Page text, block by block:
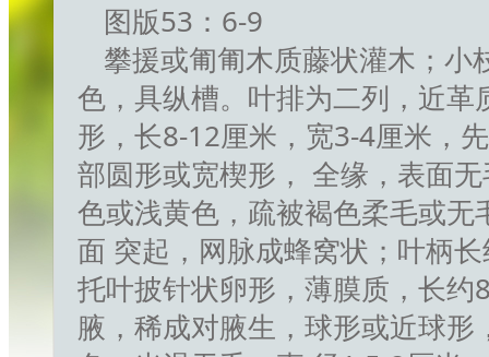
图版53：6-9
攀援或匍匍木质藤状灌木；小
色，具纵槽。叶排为二列，近革
形，长8-12厘米，宽3-4厘米，
部圆形或宽楔形， 全缘，表面
色或浅黄色，疏被褐色柔毛或无
面 突起，网脉成蜂窝状；叶柄
托叶披针状卵形，薄膜质，长约
腋，稀成对腋生，球形或近球形